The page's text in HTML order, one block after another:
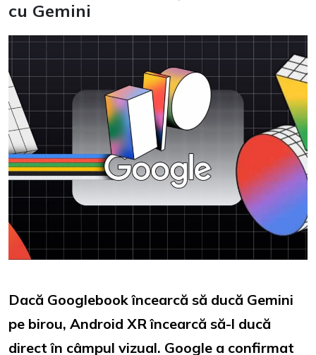
cu Gemini
Dacă Googlebook încearcă să ducă Gemini
pe birou, Android XRîncearcă să-l ducă
direct în câmpul vizual. Google a confirmat